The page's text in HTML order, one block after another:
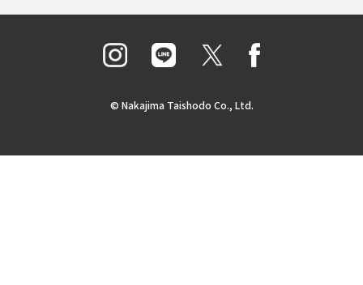
© Nakajima Taishodo Co., Ltd.